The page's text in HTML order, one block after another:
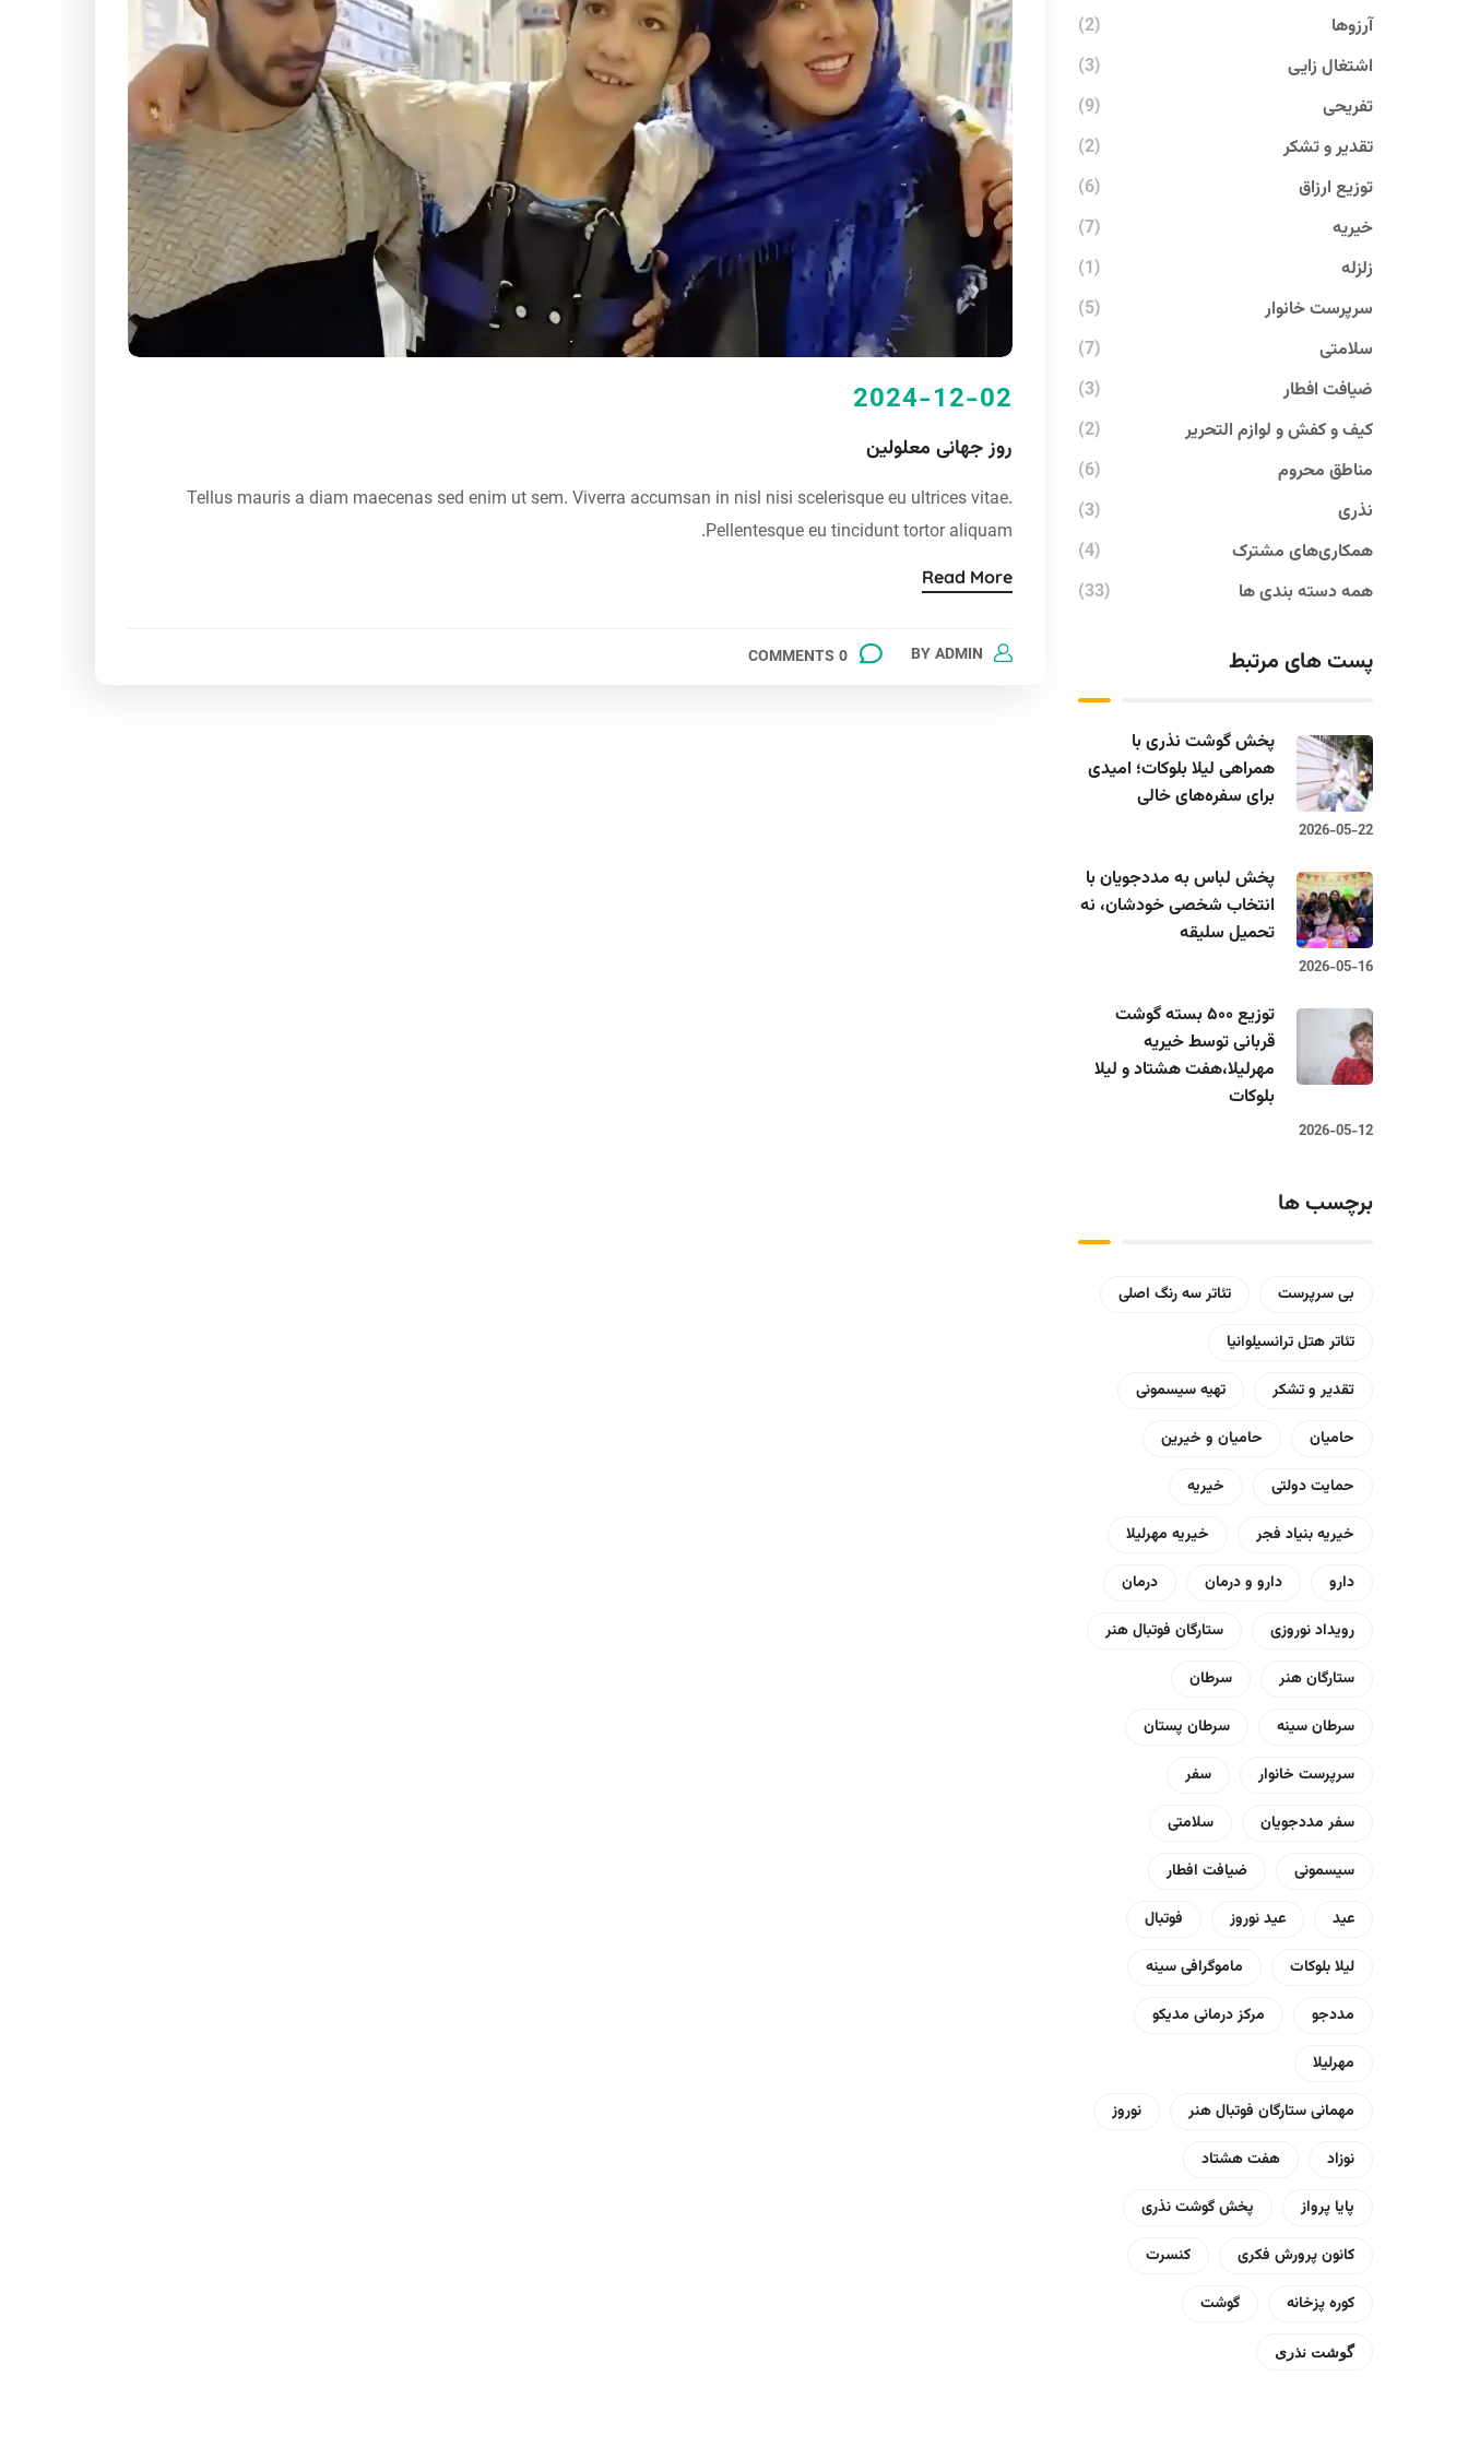
2024-12-02
روز جهانی معلولین
Tellus mauris a diam maecenas sed enim ut sem. Viverra accumsan in nisl nisi scelerisque eu ultrices vitae.
Pellentesque eu tincidunt tortor aliquam.
Read More
BYADMIN
0 COMMENTS
آرزوها
(2)
اشتغال زایی
(3)
تفریحی
(9)
تقدیر و تشکر
(2)
توزیع ارزاق
(6)
خیریه
(7)
زلزله
(1)
سرپرست خانوار
(5)
سلامتی
(7)
ضیافت افطار
(3)
کیف و کفش و لوازم التحریر
(2)
مناطق محروم
(6)
نذری
(3)
همکاری‌های مشترک
(4)
همه دسته بندی ها
(33)
پست های مرتبط
پخش گوشت نذری با
همراهی لیلا بلوکات؛ امیدی
برای سفره‌های خالی
2026-05-22
پخش لباس به مددجویان با
انتخاب شخصی خودشان، نه
تحمیل سلیقه
2026-05-16
توزیع ۵۰۰ بسته گوشت
قربانی توسط خیریه
مهرلیلا،‌هفت هشتاد و لیلا
بلوکات
2026-05-12
برچسب ها
بی سرپرست
تئاتر سه رنگ اصلی
تئاتر هتل ترانسیلوانیا
تقدیر و تشکر
تهیه سیسمونی
حامیان
حامیان و خیرین
حمایت دولتی
خیریه
خیریه بنیاد فجر
خیریه مهرلیلا
دارو
دارو و درمان
درمان
رویداد نوروزی
ستارگان فوتبال هنر
ستارگان هنر
سرطان
سرطان سینه
سرطان پستان
سرپرست خانوار
سفر
سفر مددجویان
سلامتی
سیسمونی
ضیافت افطار
عید
عید نوروز
فوتبال
لیلا بلوکات
ماموگرافی سینه
مددجو
مرکز درمانی مدیکو
مهرلیلا
مهمانی ستارگان فوتبال هنر
نوروز
نوزاد
هفت هشتاد
پایا پرواز
پخش گوشت نذری
کانون پرورش فکری
کنسرت
کوره پزخانه
گوشت
گوشت نذری